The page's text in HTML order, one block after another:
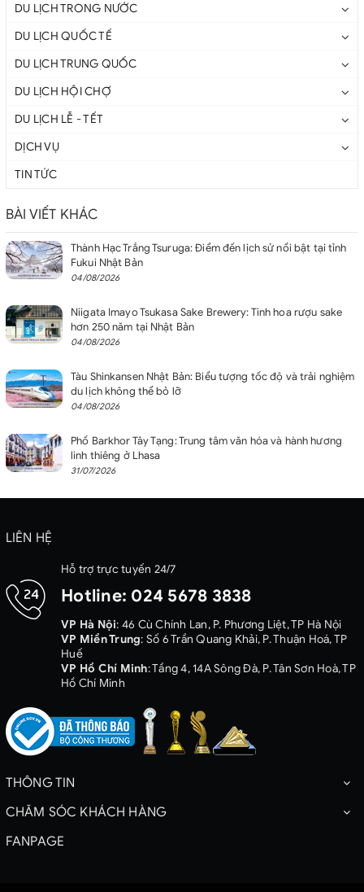
DU LỊCH TRONG NƯỚC
DU LỊCH QUỐC TẾ
DU LỊCH TRUNG QUỐC
DU LỊCH HỘI CHỢ
DU LỊCH LỄ - TẾT
DỊCH VỤ
TIN TỨC
BÀI VIẾT KHÁC
Thành Hạc Trắng Tsuruga: Điểm đến lịch sử nổi bật tại tỉnh
Fukui Nhật Bản
04/08/2026
Niigata Imayo Tsukasa Sake Brewery: Tinh hoa rượu sake
hơn 250 năm tại Nhật Bản
04/08/2026
Tàu Shinkansen Nhật Bản: Biểu tượng tốc độ và trải nghiệm
du lịch không thể bỏ lỡ
04/08/2026
Phố Barkhor Tây Tạng: Trung tâm văn hóa và hành hương
linh thiêng ở Lhasa
31/07/2026
LIÊN HỆ
Hỗ trợ trực tuyến 24/7
Hotline: 024 5678 3838
VP Hà Nội: 46 Cù Chính Lan, P. Phương Liệt, TP Hà Nội
VP Miền Trung: Số 6 Trần Quang Khải, P. Thuận Hoá, TP
Huế
VP Hồ Chí Minh: Tầng 4, 14A Sông Đà, P. Tân Sơn Hoà, TP
Hồ Chí Minh
THÔNG TIN
CHĂM SÓC KHÁCH HÀNG
FANPAGE